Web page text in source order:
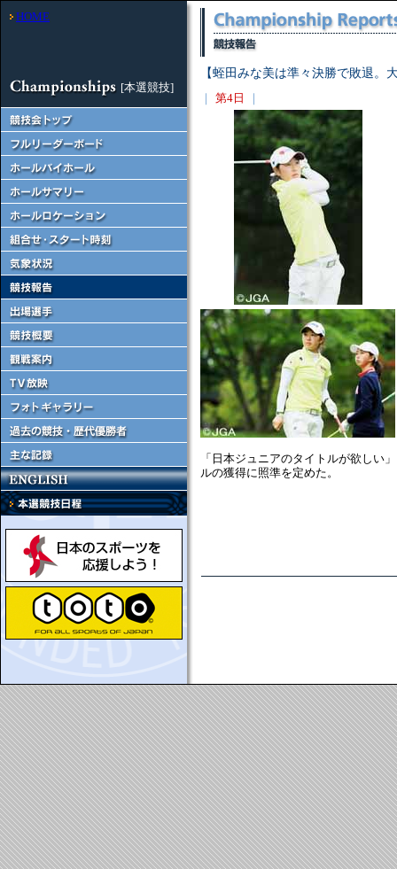
HOME
[本選競技]
【蛭田みな美は準々決勝で敗退。
｜
第4日 ｜
「日本ジュニアのタイトルが欲しい
ルの獲得に照準を定めた。